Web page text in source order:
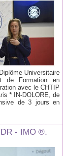
Universitaire
de Formation en
avec le CHTIP
* IN-DOLORE, de
de 3 jours en
- IMO ®.